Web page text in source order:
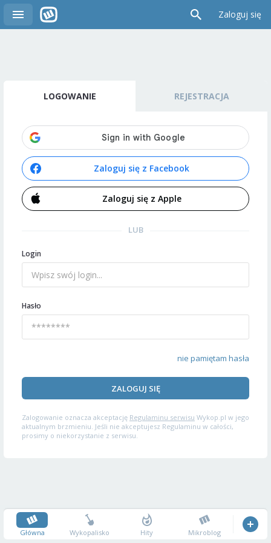
Zaloguj się
LOGOWANIE REJESTRACJA
Zaloguj się z Facebook
Zaloguj się z Apple
LUB
Login
Hasło
nie pamiętam hasła
ZALOGUJ SIĘ
Zalogowanie oznacza akceptację Regulaminu serwisu Wykop.pl w jego
aktualnym brzmieniu. Jeśli nie akceptujesz Regulaminu w całości,
prosimy o niekorzystanie z serwisu.
Główna Wykopalisko Hity Mikroblog